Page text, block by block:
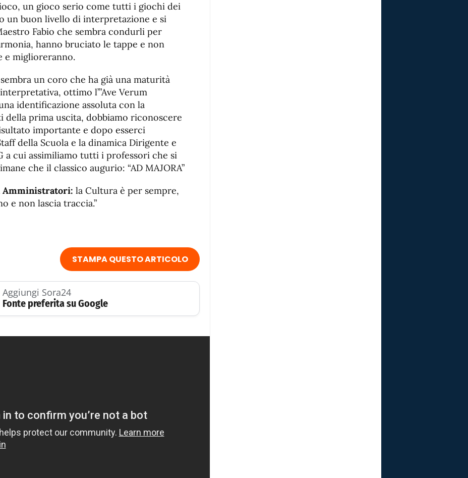
un gioco serio come tutti i giochi dei
un buon livello di interpretazione e si
Fabio che sembra condurli per
hanno bruciato le tappe e non
e miglioreranno.
un coro che ha già una maturità
ottimo l’”Ave Verum
identificazione assoluta con la
prima uscita, dobbiamo riconoscere
importante e dopo esserci
della Scuola e la dinamica Dirigente e
a cui assimiliamo tutti i professori che si
che il classico augurio: “AD MAJORA”
Amministratori: la Cultura è per sempre,
e non lascia traccia.”
STAMPA QUESTO ARTICOLO
Aggiungi Sora24
Fonte preferita su Google